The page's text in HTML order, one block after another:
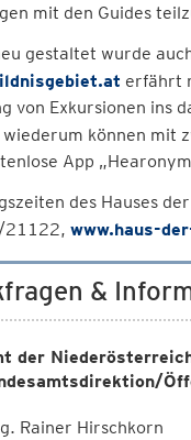
mit den Guides
gestaltet wurde
erfährt
von Exkursionen ins
wiederum können mit
App
des Hauses
www.haus-
&
der
Rainer Hirschkorn